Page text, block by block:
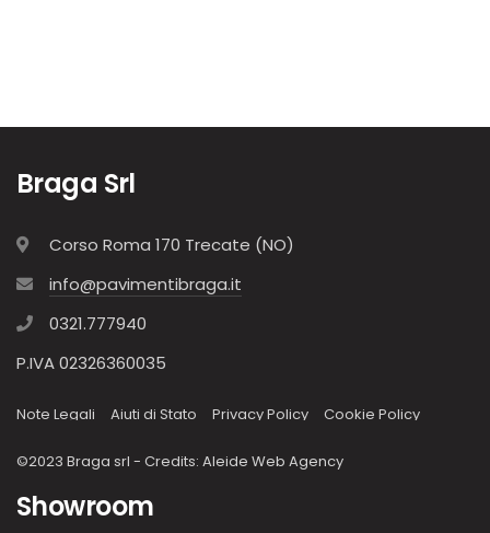
Braga Srl
Corso Roma 170 Trecate (NO)
info@pavimentibraga.it
0321.777940
P.IVA 02326360035
Note Legali Aiuti di Stato Privacy Policy Cookie Policy
©2023 Braga srl - Credits: Aleide Web Agency
Showroom